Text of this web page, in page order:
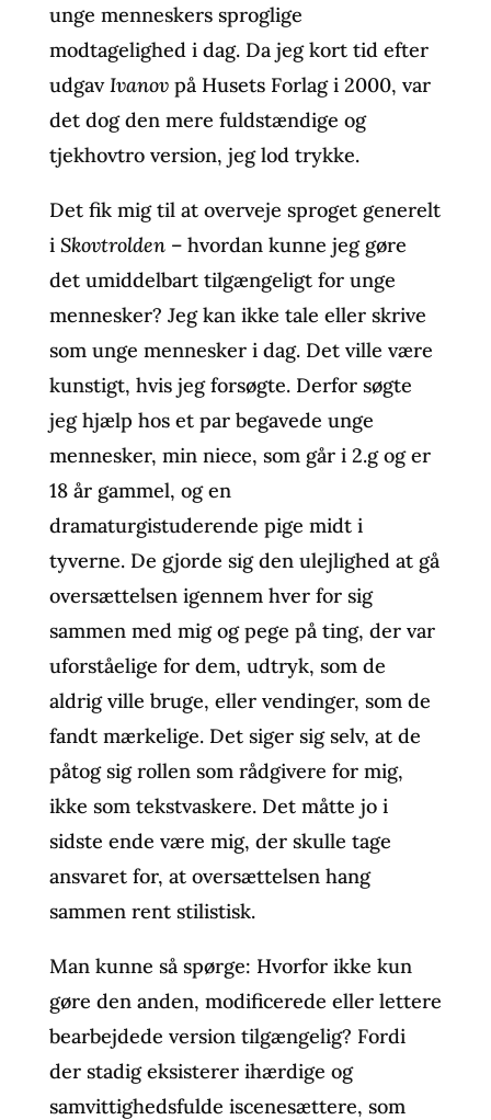
unge menneskers sproglige
modtagelighed i dag. Da jeg kort tid efter
udgavIvanovpå Husets Forlag i 2000, var
det dog den mere fuldstændige og
tjekhovtro version, jeg lod trykke.
Det fik mig til at overveje sproget generelt
i Skovtrolden– hvordan kunne jeg gøre
det umiddelbart tilgængeligt for unge
mennesker? Jeg kan ikke tale eller skrive
som unge mennesker i dag. Det ville være
kunstigt, hvis jeg forsøgte. Derfor søgte
jeg hjælp hos et par begavede unge
mennesker, min niece, som går i 2.g og er
18 år gammel, og en
dramaturgistuderende pige midt i
tyverne. De gjorde sig den ulejlighed at gå
oversættelsen igennem hver for sig
sammen med mig og pege på ting, der var
uforståelige for dem, udtryk, som de
aldrig ville bruge, eller vendinger, som de
fandt mærkelige. Det siger sig selv, at de
påtog sig rollen som rådgivere for mig,
ikke som tekstvaskere. Det måtte jo i
sidste ende være mig, der skulle tage
ansvaret for, at oversættelsen hang
sammen rent stilistisk.
Man kunne så spørge: Hvorfor ikke kun
gøre den anden, modificerede eller lettere
bearbejdede version tilgængelig? Fordi
der stadig eksisterer ihærdige og
samvittighedsfulde iscenesættere, som